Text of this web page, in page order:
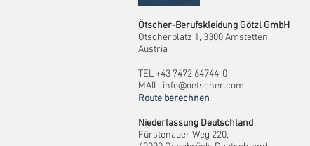
Ötscher-Berufskleidung Götzl GmbH
Ötscherplatz 1, 3300 Amstetten,
Austria
TEL +43 7472 64744-0
MAIL info@oetscher.com
Route berechnen
Niederlassung Deutschland
Fürstenauer Weg 220,